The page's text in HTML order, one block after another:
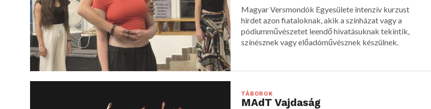
Magyar Versmondók Egyesülete intenzív kurzust
hirdet azon fiataloknak, akik a színházat vagy a
pódiumművészetet leendő hivatásuknak tekintik,
színésznek vagy előadóművésznek készülnek.
TÁBOROK
MAdT Vajdaság